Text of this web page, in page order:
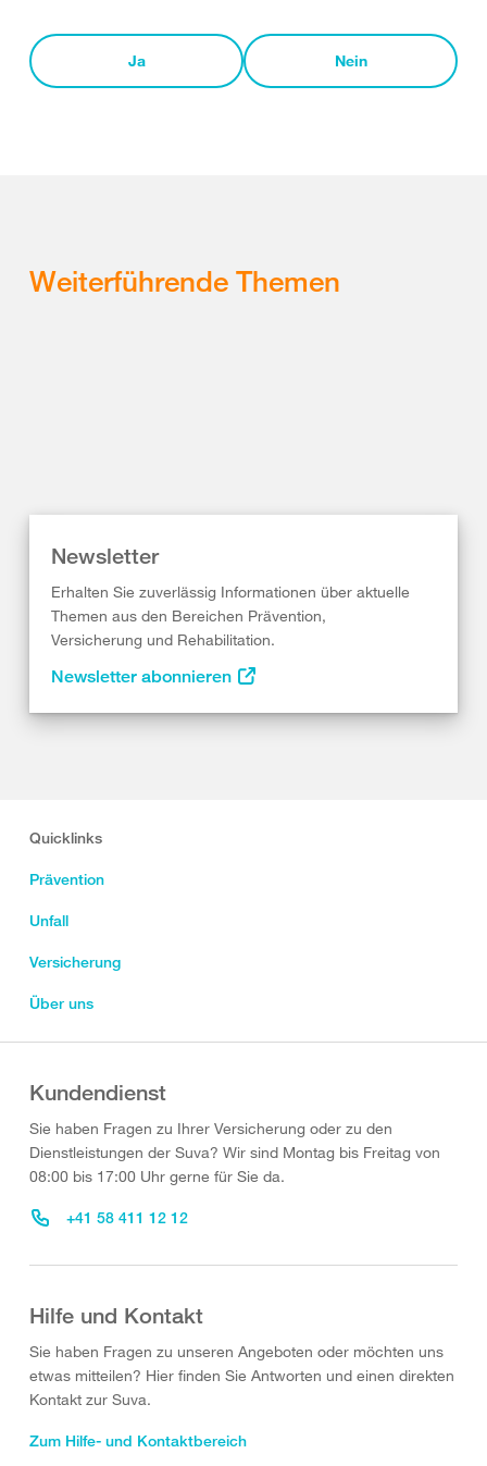
Ja Nein
Weiterführende Themen
Newsletter
Erhalten Sie zuverlässig Informationen über aktuelle
Themen aus den Bereichen Prävention,
Versicherung und Rehabilitation.
Newsletter abonnieren
Quicklinks
Prävention
Unfall
Versicherung
Über uns
Kundendienst
Sie haben Fragen zu Ihrer Versicherung oder zu den
Dienstleistungen der Suva? Wir sind Montag bis Freitag von
08:00 bis 17:00 Uhr gerne für Sie da.
+41 58 411 12 12
Hilfe und Kontakt
Sie haben Fragen zu unseren Angeboten oder möchten uns
etwas mitteilen? Hier finden Sie Antworten und einen direkten
Kontakt zur Suva.
Zum Hilfe- und Kontaktbereich